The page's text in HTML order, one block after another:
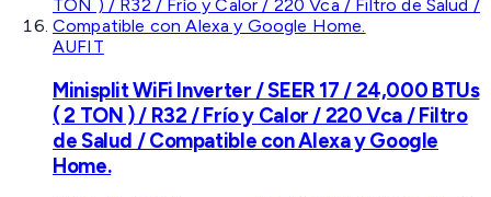
AUFIT
Minisplit WiFi Inverter / SEER 17 / 24,000 BTUs
( 2 TON ) / R32 / Frío y Calor / 220 Vca / Filtro
de Salud / Compatible con Alexa y Google
Home.